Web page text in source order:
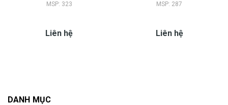
MSP: 323
Liên hệ
MSP: 287
Liên hệ
DANH MỤC